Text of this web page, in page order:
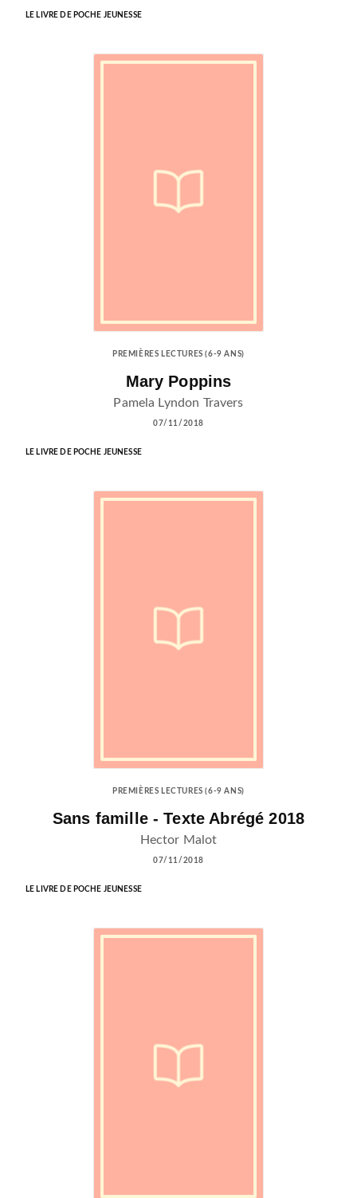
LE LIVRE DE POCHE JEUNESSE
PREMIÈRES LECTURES (6-9 ANS)
Mary Poppins
Pamela Lyndon Travers
07/11/2018
LE LIVRE DE POCHE JEUNESSE
PREMIÈRES LECTURES (6-9 ANS)
Sans famille - Texte Abrégé 2018
Hector Malot
07/11/2018
LE LIVRE DE POCHE JEUNESSE